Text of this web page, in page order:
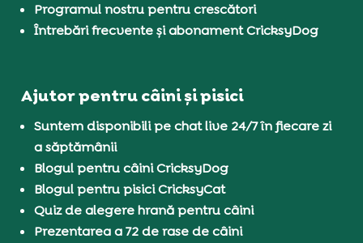
Programul nostru pentru crescători
Întrebări frecvente și abonament CricksyDog
Ajutor pentru câini și pisici
Suntem disponibili pe chat live 24/7 în fiecare zi
a săptămânii
Blogul pentru câini CricksyDog
Blogul pentru pisici CricksyCat
Quiz de alegere hrană pentru câini
Prezentarea a 72 de rase de câini